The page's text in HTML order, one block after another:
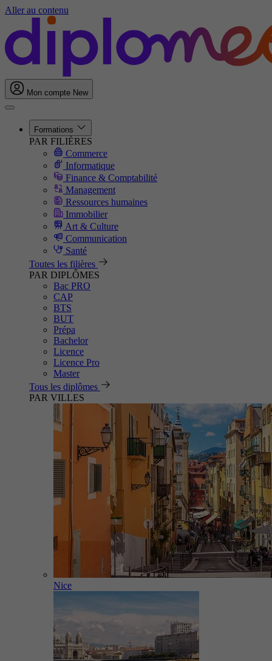
Aller au contenu
Mon compte New
Formations
PAR FILIÈRES
Commerce
Informatique
Finance & Comptabilité
Management
Ressources humaines
Immobilier
Art & Culture
Communication
Santé
Toutes les filières
PAR DIPLÔMES
Bac PRO
CAP
BTS
BUT
Prépa
Bachelor
Licence
Licence Pro
Master
Tous les diplômes
PAR VILLES
Nice